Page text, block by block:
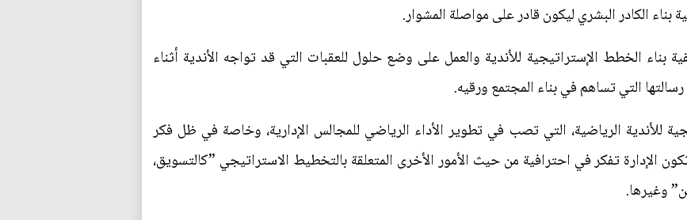
بناء الكادر البشري ليكون قادر على مواصلة المشوار.
بناء الخطط الإستراتيجية للأندية والعمل على وضع حلول للعقبات التي قد تواجه الأندية أثناء
التي تساهم في بناء المجتمع ورقيه.
للأندية الرياضية، التي تصب في تطوير الأداء الرياضي للمجالس الإدارية، وخاصة في ظل فكر
الإدارة تفكر في احترافية من حيث الأمور الأخرى المتعلقة بالتخطيط الاستراتيجي ”كالتسويق،
وغيرها.